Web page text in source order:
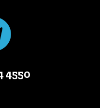
4550 824 514 1 +